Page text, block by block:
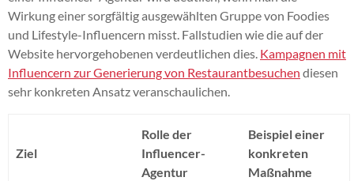
Wirkung einer sorgfältig ausgewählten Gruppe von Foodies
und Lifestyle-Influencern misst. Fallstudien wie die auf der
Website hervorgehobenen verdeutlichen dies. Kampagnen mit
Influencern zur Generierung von Restaurantbesuchen diesen
sehr konkreten Ansatz veranschaulichen.
Ziel
Rolle der
Influencer-
Agentur
Beispiel einer
konkreten
Maßnahme